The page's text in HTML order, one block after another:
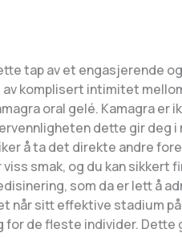
tap av et engasjerende
komplisert intimitet
oral gelé. Kamagra
dette gir
å ta det direkte andre
smak, og du kan sikkert
som da er lett å
når sitt effektive stadium
de fleste individer.